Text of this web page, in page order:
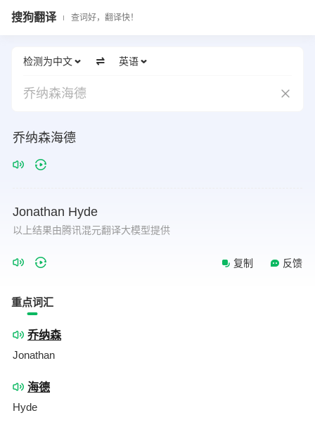
搜狗翻译 查词好，翻译快！
检测为中文 英语
乔纳森海德
乔纳森海德
Jonathan Hyde
以上结果由腾讯混元翻译大模型提供
复制 反馈
重点词汇
乔纳森
Jonathan
海德
Hyde